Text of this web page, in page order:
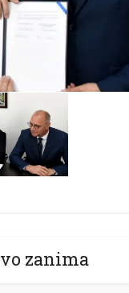
zanima